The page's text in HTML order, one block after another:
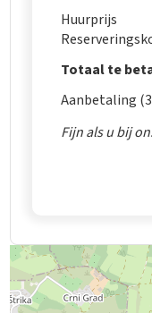
Huurprijs
Totaal te
Aanbetaling
Fijn als u bij